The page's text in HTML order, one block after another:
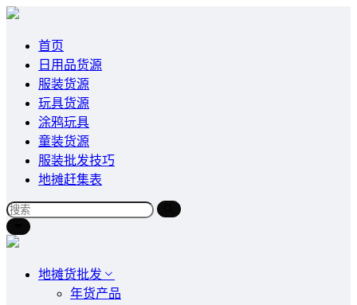
首页
日用品货源
服装货源
玩具货源
涂鸦玩具
童装货源
服装批发技巧
地摊赶集表
地摊货批发
年货产品